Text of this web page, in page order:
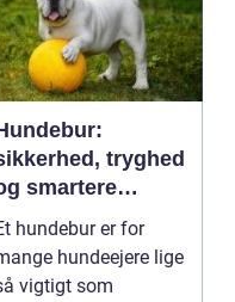
tryghed
smartere
med hund
hundebur er for
hundeejere lige
vigtigt som